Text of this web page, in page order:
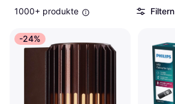
1000+ produkte Filtern
-24%